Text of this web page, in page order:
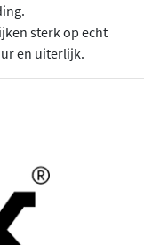
sterk op echt
en uiterlijk.